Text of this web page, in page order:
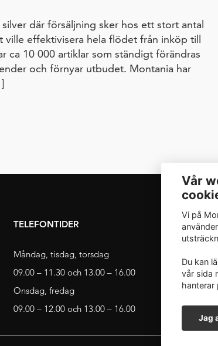
där försäljning sker hos ett stort antal
ville effektivisera hela flödet från inköp till
ca 10 000 artiklar som ständigt förändras
och förnyar utbudet. Montania har
TELEFONTIDER
Måndag, tisdag, torsdag
09.00 – 11.30 och 13.00 – 16.00
Onsdag, fredag
09.00 – 12.00 och 13.00 – 16.00
Vår
Vi på
Du kan
vår sida
hanterar
Jag